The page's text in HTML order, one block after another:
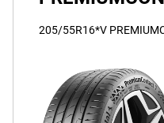
205/55R16*V